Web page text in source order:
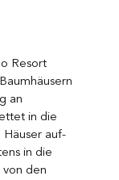
Resort
an
in die
Häuser auf-
in die
von den